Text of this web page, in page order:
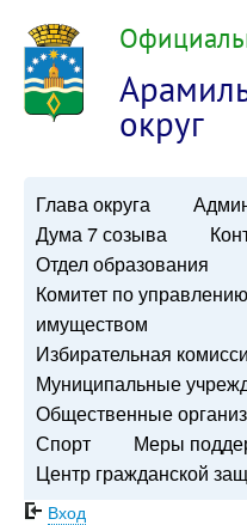
округ
Глава округа
Дума 7 созыва
Отдел образования
Комитет по
имуществом
Избирательная
Муниципальные
Общественные
Спорт
Меры
Центр гражданской
Вход